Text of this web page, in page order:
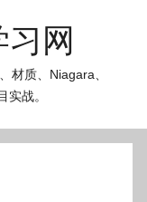
网
材质、Niagara、
战。